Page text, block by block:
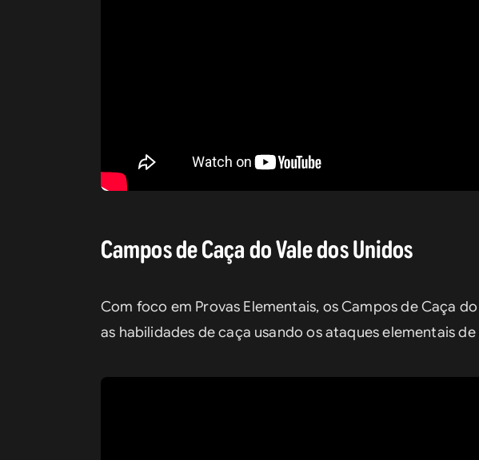
Campos de Caça do Vale dos Unidos
Com foco em Provas Elementais, os Campos de Caça
as habilidades de caça usando os ataques elementais